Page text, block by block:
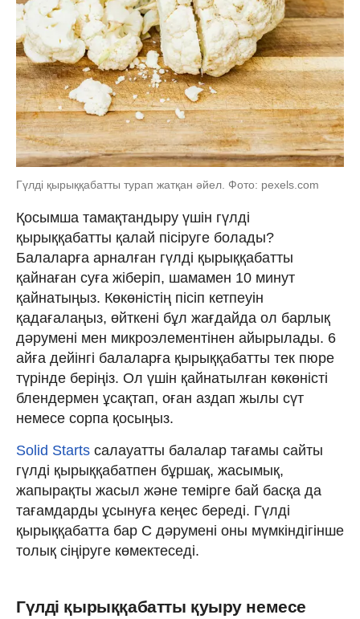
Гүлді қырыққабатты турап жатқан әйел. Фото: pexels.com
Қосымша тамақтандыру үшін гүлді
қырыққабатты қалай пісіруге болады?
Балаларға арналған гүлді қырыққабатты
қайнаған суға жіберіп, шамамен 10 минут
қайнатыңыз. Көкөністің пісіп кетпеуін
қадағалаңыз, өйткені бұл жағдайда ол барлық
дәрумені мен микроэлементінен айырылады. 6
айға дейінгі балаларға қырыққабатты тек пюре
түрінде беріңіз. Ол үшін қайнатылған көкөністі
блендермен ұсақтап, оған аздап жылы сүт
немесе сорпа қосыңыз.
Solid Starts салауатты балалар тағамы сайты
гүлді қырыққабатпен бұршақ, жасымық,
жапырақты жасыл және темірге бай басқа да
тағамдарды ұсынуға кеңес береді. Гүлді
қырыққабатта бар С дәрумені оны мүмкіндігінше
толық сіңіруге көмектеседі.
Гүлді қырыққабатты қуыру немесе